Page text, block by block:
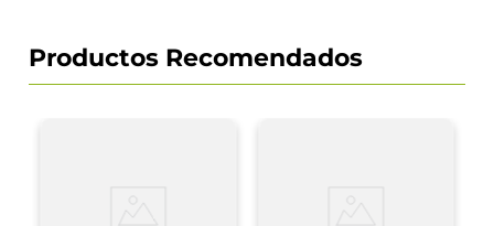
Productos Recomendados